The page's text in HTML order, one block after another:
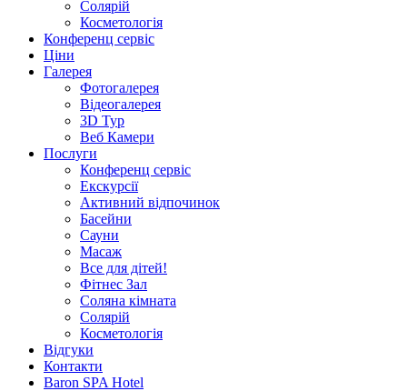
Солярій
Косметологія
Конференц сервіс
Ціни
Галерея
Фотогалерея
Відеогалерея
3D Тур
Веб Камери
Послуги
Конференц сервіс
Екскурсії
Активний відпочинок
Басейни
Сауни
Масаж
Все для дітей!
Фітнес Зал
Соляна кімната
Солярій
Косметологія
Відгуки
Контакти
Baron SPA Hotel